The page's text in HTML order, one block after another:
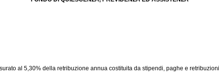
al 5,30% della retribuzione annua costituita da stipendi, paghe e